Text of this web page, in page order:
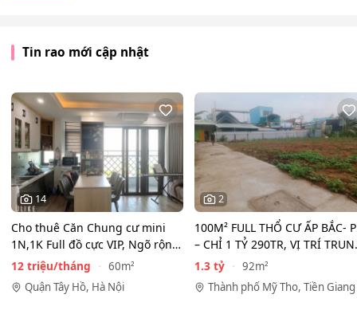
Tin rao mới cập nhật
14
Cho thuê Căn Chung cư mini
1N,1K Full đồ cực VIP, Ngõ rộng
View toàn mặt hồ…
12 triệu/tháng
60m²
Quận Tây Hồ, Hà Nội
2
100M² FULL THỔ CƯ ẤP BẮC-
– CHỈ 1 TỶ 290TR, VỊ TRÍ
TÂM NGÂN HÀNG…
1.3 tỷ
92m²
Thành phố Mỹ Tho, Tiền Giang